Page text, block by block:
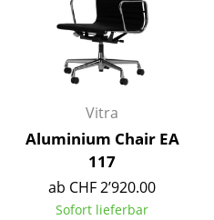
Hängeleuchten &
Tischleuchten
Schreibtischleuchten
Stehleuchten &
Bodenleuchten
Wandleuchten
Vitra
Aluminium Chair EA
117
ab CHF 2’920.00
Sofort lieferbar